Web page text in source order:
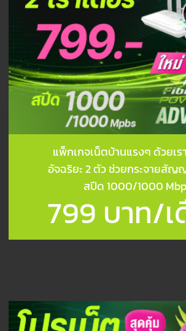
แพ็กเกจเน็ตบ้านแรงๆ ด้วยเร
อัจฉริยะ 2 ตัว ช่วยกระจายสั
สปีด 1000/1000
799 บาท/